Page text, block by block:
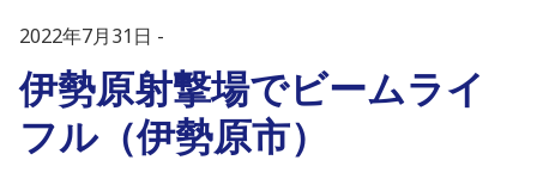
2022年7月31日
伊勢原射撃場でビームライ
フル（伊勢原市）